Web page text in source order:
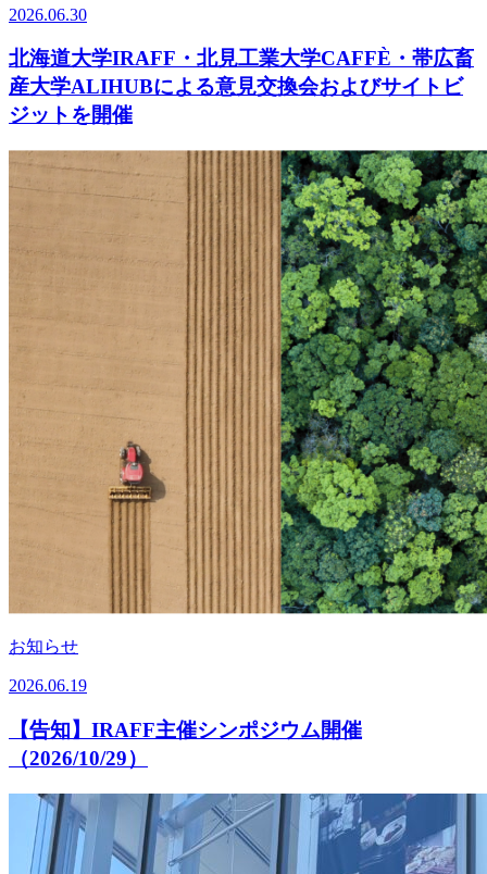
2026.06.30
北海道大学IRAFF・北見工業大学CAFFÈ・帯広畜
産大学ALIHUBによる意見交換会およびサイトビ
ジットを開催
お知らせ
2026.06.19
【告知】IRAFF主催シンポジウム開催
（2026/10/29）